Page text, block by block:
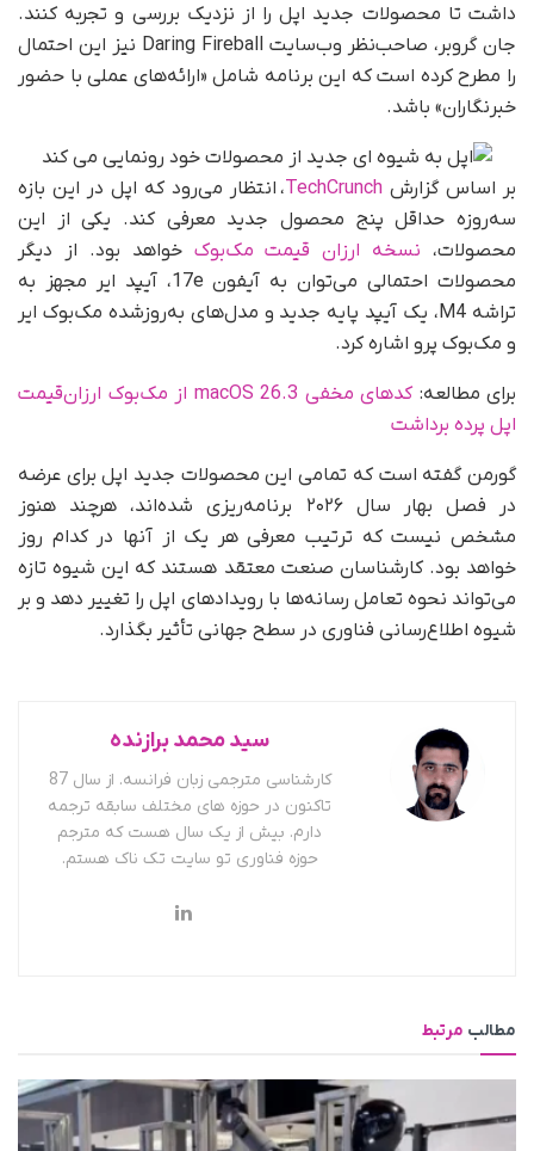
داشت تا محصولات جدید اپل را از نزدیک بررسی و تجربه کنند.
جان گروبر، صاحب‌نظر وب‌سایت Daring Fireball نیز این احتمال
را مطرح کرده است که این برنامه شامل «ارائه‌های عملی با حضور
خبرنگاران» باشد.
بر اساس گزارش TechCrunch، انتظار می‌رود که اپل در این بازه
سه‌روزه حداقل پنج محصول جدید معرفی کند. یکی از این
محصولات، نسخه‌ ارزان قیمت مک‌بوک خواهد بود. از دیگر
محصولات احتمالی می‌توان به آیفون 17e، آیپد ایر مجهز به
تراشه M4، یک آیپد پایه جدید و مدل‌های به‌روزشده مک‌بوک ایر
و مک‌بوک پرو اشاره کرد.
برای مطالعه:
کدهای مخفی macOS 26.3 از مک‌بوک ارزان‌قیمت
اپل پرده برداشت
گورمن گفته است که تمامی این محصولات جدید اپل برای عرضه
در فصل بهار سال ۲۰۲۶ برنامه‌ریزی شده‌اند، هرچند هنوز
مشخص نیست که ترتیب معرفی هر یک از آنها در کدام روز
خواهد بود. کارشناسان صنعت معتقد هستند که این شیوه تازه
می‌تواند نحوه تعامل رسانه‌ها با رویدادهای اپل را تغییر دهد و بر
شیوه اطلاع‌رسانی فناوری در سطح جهانی تأثیر بگذارد.
سید محمد برازنده
کارشناسی مترجمی زبان فرانسه. از سال 87
تاکنون در حوزه های مختلف سابقه ترجمه
دارم. بیش از یک سال هست که مترجم
حوزه فناوری تو سایت تک ناک هستم.
مطالب مرتبط